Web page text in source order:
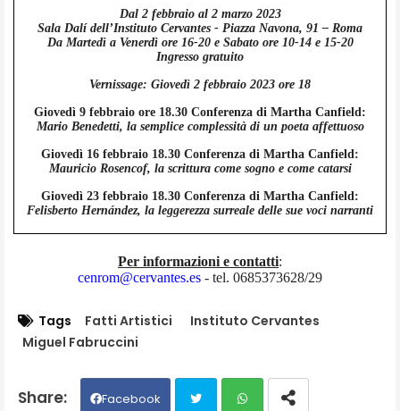
Dal 2 febbraio al 2 marzo 2023
Sala Dalí dell’Instituto Cervantes - Piazza Navona, 91 – Roma
Da Martedì a Venerdì ore 16-20 e Sabato ore 10-14 e 15-20
Ingresso gratuito
Vernissage: Giovedì 2 febbraio 2023 ore 18
Giovedì 9 febbraio ore 18.30 Conferenza di Martha Canfield:
Mario Benedetti, la semplice complessità di un poeta affettuoso
Giovedì 16 febbraio 18.30 Conferenza di Martha Canfield:
Mauricio Rosencof, la scrittura come sogno e come catarsi
Giovedì 23 febbraio 18.30 Conferenza di Martha Canfield:
Felisberto Hernández, la leggerezza surreale delle sue voci narranti
Per informazioni e contatti:
cenrom@cervantes.es - tel. 0685373628/29
Tags Fatti Artistici
Instituto Cervantes
Miguel Fabruccini
Facebook